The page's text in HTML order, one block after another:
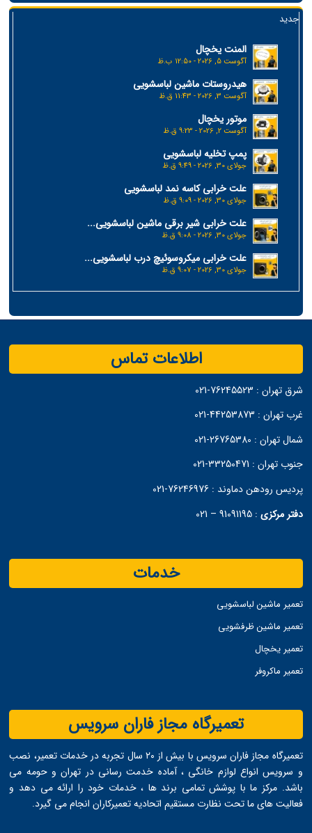
جدید
المنت یخچال
آگوست 5, 2026 - 12:50 ب.ظ
هیدروستات ماشین لباسشویی
آگوست 3, 2026 - 11:43 ق.ظ
موتور یخچال
آگوست 2, 2026 - 9:23 ق.ظ
پمپ تخلیه لباسشویی
جولای 30, 2026 - 9:49 ق.ظ
علت خرابی کاسه نمد لباسشویی
جولای 30, 2026 - 9:09 ق.ظ
علت خرابی شیر برقی ماشین لباسشویی...
جولای 30, 2026 - 9:08 ق.ظ
علت خرابی میکروسوئیچ درب لباسشویی...
جولای 30, 2026 - 9:07 ق.ظ
اطلاعات تماس
شرق تهران : 76245523-021
غرب تهران : 44253873-021
شمال تهران :
جنوب تهران : 33250471-021
پردیس رودهن دماوند :76246976-021
دفتر مرکزی :
91091195 – 021
خدمات
تعمیر ماشین لباسشویی
تعمیر ماشین ظرفشویی
تعمیر یخچال
تعمیر ماکروفر
تعمیرگاه مجاز فاران سرویس
تعمیرگاه مجاز فاران سرویس با بیش از ۲۰ سال تجربه در خدمات تعمیر، نصب
و سرویس انواع لوازم خانگی ، آماده خدمت ‌رسانی در تهران و حومه می
‌باشد. مرکز ما با پوشش تمامی برند ها ، خدمات خود را ارائه می ‌دهد و
فعالیت های ما تحت نظارت مستقیم اتحادیه تعمیرکاران انجام می ‌گیرد.